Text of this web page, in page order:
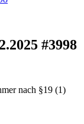
#3998
nach §19 (1)